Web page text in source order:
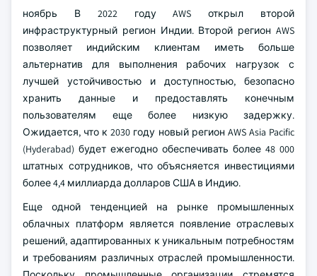
ноябрь В 2022 году AWS открыл второй
инфраструктурный регион Индии. Второй регион AWS
позволяет индийским клиентам иметь больше
альтернатив для выполнения рабочих нагрузок с
лучшей устойчивостью и доступностью, безопасно
хранить данные и предоставлять конечным
пользователям еще более низкую задержку.
Ожидается, что к 2030 году новый регион AWS Asia Pacific
(Hyderabad) будет ежегодно обеспечивать более 48 000
штатных сотрудников, что объясняется инвестициями
более 4,4 миллиарда долларов США в Индию.
Еще одной тенденцией на рынке промышленных
облачных платформ является появление отраслевых
решений, адаптированных к уникальным потребностям
и требованиям различных отраслей промышленности.